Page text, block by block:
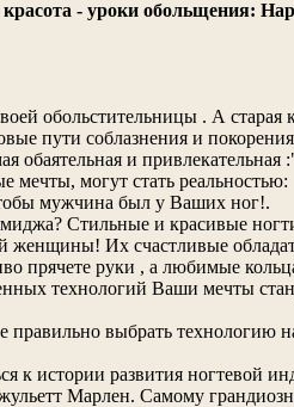
красота - уроки обольщения:
обольстительницы . А
пути соблазнения и
обаятельная и
мечты, могут стать реальностью:
мужчина был у Ваших ног!.
Стильные и красивые
Их счастливые
прячете руки , а любимые
технологий Ваши мечты
правильно выбрать технологию
к истории развития ногтевой
Марлен. Самому